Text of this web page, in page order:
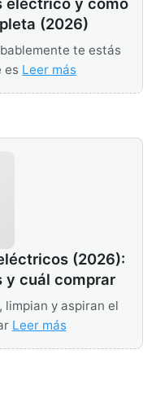
eléctrico y cómo
(2026)
te estás
es Leer más
(2026):
y cuál comprar
limpian y aspiran el
Leer más